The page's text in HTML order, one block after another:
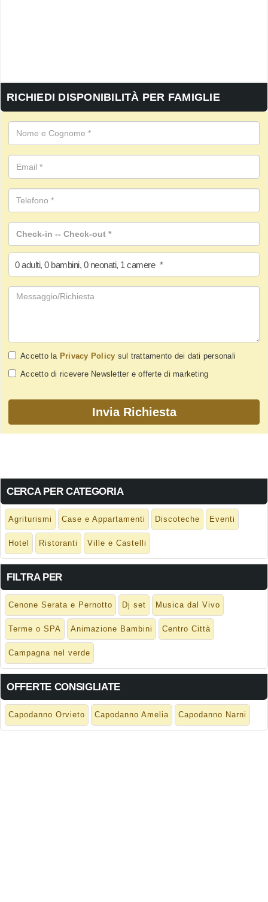
RICHIEDI DISPONIBILITÀ PER FAMIGLIE
0 adulti, 0 bambini, 0 neonati, 1 camere *
Accetto la Privacy Policy sul trattamento dei dati personali
Accetto di ricevere Newsletter e offerte di marketing
CERCA PER CATEGORIA
Agriturismi Case e Appartamenti Discoteche Eventi
Hotel Ristoranti Ville e Castelli
FILTRA PER
Cenone Serata e Pernotto Dj set Musica dal Vivo
Terme o SPA Animazione Bambini Centro Città
Campagna nel verde
OFFERTE CONSIGLIATE
Capodanno Orvieto Capodanno Amelia Capodanno Narni